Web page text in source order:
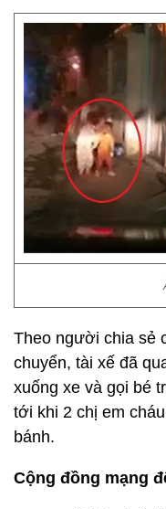
Theo người chia sẻ
chuyển, tài xế đã
xuống xe và gọi bé
tới khi 2 chị em
bánh.
Cộng đồng mạng